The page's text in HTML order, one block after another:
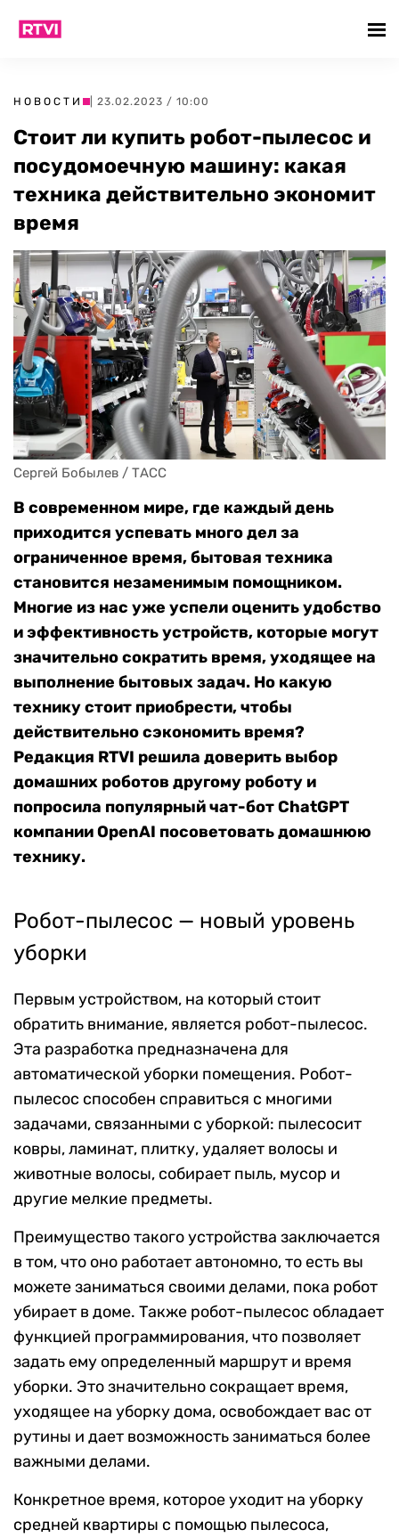
НОВОСТИ | 23.02.2023 / 10:00
Стоит ли купить робот-пылесос и
посудомоечную машину: какая
техника действительно экономит
время
Сергей Бобылев / ТАСС
В современном мире, где каждый день
приходится успевать много дел за
ограниченное время, бытовая техника
становится незаменимым помощником.
Многие из нас уже успели оценить удобство
и эффективность устройств, которые могут
значительно сократить время, уходящее на
выполнение бытовых задач. Но какую
технику стоит приобрести, чтобы
действительно сэкономить время?
Редакция RTVI решила доверить выбор
домашних роботов другому роботу и
попросила популярный чат-бот ChatGPT
компании OpenAI посоветовать домашнюю
технику.
Робот-пылесос — новый уровень
уборки
Первым устройством, на который стоит
обратить внимание, является робот-пылесос.
Эта разработка предназначена для
автоматической уборки помещения. Робот-
пылесос способен справиться с многими
задачами, связанными с уборкой: пылесосит
ковры, ламинат, плитку, удаляет волосы и
животные волосы, собирает пыль, мусор и
другие мелкие предметы.
Преимущество такого устройства заключается
в том, что оно работает автономно, то есть вы
можете заниматься своими делами, пока робот
убирает в доме. Также робот-пылесос обладает
функцией программирования, что позволяет
задать ему определенный маршрут и время
уборки. Это значительно сокращает время,
уходящее на уборку дома, освобождает вас от
рутины и дает возможность заниматься более
важными делами.
Конкретное время, которое уходит на уборку
средней квартиры с помощью пылесоса,